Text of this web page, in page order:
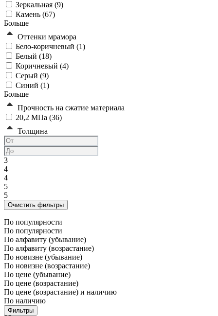
Зеркальная (9)
Камень (67)
Больше
Оттенки мрамора
Бело-коричневый (1)
Белый (18)
Коричневый (4)
Серый (9)
Синий (1)
Больше
Прочность на сжатие материала
20,2 МПа (36)
Толщина
3
4
4
5
5
По популярности
По популярности
По алфавиту (убывание)
По алфавиту (возрастание)
По новизне (убывание)
По новизне (возрастание)
По цене (убывание)
По цене (возрастание)
По цене (возрастание) и наличию
По наличию
Фильтры